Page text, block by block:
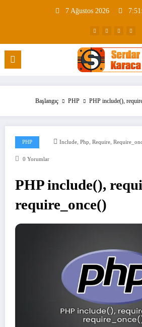
7 Ağustos 2026
Başlangıç PHP PHP include(),
PHP Include, Php, Require,
0 Yorumlar
PHP include(),
require_once()